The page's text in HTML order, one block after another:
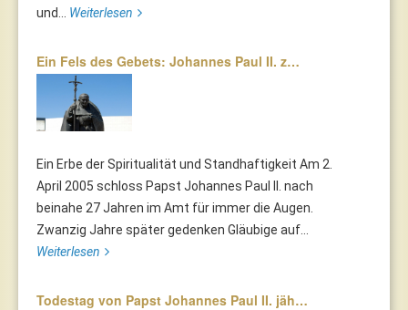
und... Weiterlesen
Ein Fels des Gebets: Johannes Paul II. z…
Ein Erbe der Spiritualität und Standhaftigkeit Am 2.
April 2005 schloss Papst Johannes Paul II. nach
beinahe 27 Jahren im Amt für immer die Augen.
Zwanzig Jahre später gedenken Gläubige auf...
Weiterlesen
Todestag von Papst Johannes Paul II. jäh…